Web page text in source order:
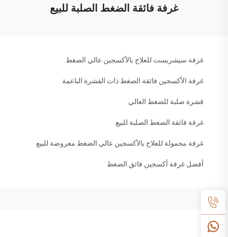
غرفة فائقة الضغط الصلبة للبيع
غرفة سيشريست للعلاج بالأكسجين عالي الضغط
غرفة الأكسجين فائقة الضغط ذات القشرة الناعمة
قشرة صلبة للضغط العالي
غرفة فائقة الضغط الصلبة للبيع
غرفة محمولة للعلاج بالأكسجين عالي الضغط معروضة للبيع
أفضل غرفة أكسجين فائق الضغط